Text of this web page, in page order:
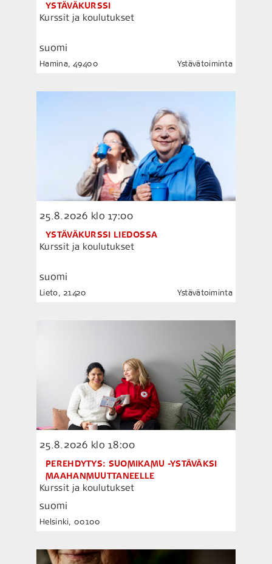
YSTÄVÄKURSSI
Kurssit ja koulutukset
suomi
Hamina, 49400 Ystävätoiminta
25.8.2026 klo 17:00
YSTÄVÄKURSSI LIEDOSSA
Kurssit ja koulutukset
suomi
Lieto, 21420 Ystävätoiminta
25.8.2026 klo 18:00
PEREHDYTYS: SUOMIKAMU -YSTÄVÄKSI
MAAHANMUUTTANEELLE
Kurssit ja koulutukset
suomi
Helsinki, 00100